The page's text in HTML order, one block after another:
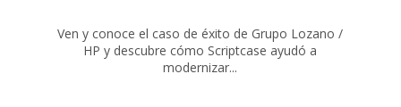
Ven y conoce el caso de éxito de Grupo Lozano /
HP y descubre cómo Scriptcase ayudó a
modernizar...